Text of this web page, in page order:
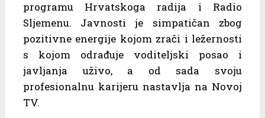
programu Hrvatskoga radija i Radio
Sljemenu. Javnosti je simpatičan zbog
pozitivne energije kojom zrači i ležernosti
s kojom odrađuje voditeljski posao i
javljanja uživo, a od sada svoju
profesionalnu karijeru nastavlja na Novoj
TV.